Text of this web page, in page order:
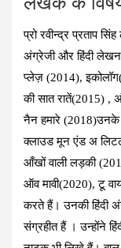
प्रो रवीन्द्र प्रताप
अंग्रेजी और हिंदी
प्लेज़ (2014),
की सात रातें(2015) ,
नैन हमारे (2018)उनके
क्लाउड मून एंड अ
आँखों वाली लड़की
ऑव मावी(2020), टू
करते हैं। उनकी हिंदी
संग्रहीत हैं । उन्होंने